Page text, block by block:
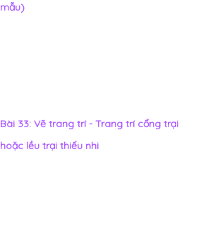
mẫu)
Bài 33: Vẽ trang trí - Trang trí cổng trại
hoặc lều trại thiếu nhi